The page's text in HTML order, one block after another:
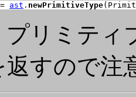
ast . newPrimitiveType
プリミテ
すので注